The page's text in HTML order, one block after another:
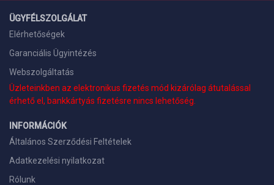
ÜGYFÉLSZOLGÁLAT
Elérhetőségek
Garanciális Ügyintézés
Webszolgáltatás
Üzleteinkben az elektronikus fizetés mód kizárólag átutalással
érhető el, bankkártyás fizetésre nincs lehetőség.
INFORMÁCIÓK
Általános Szerződési Feltételek
Adatkezelési nyilatkozat
Rólunk